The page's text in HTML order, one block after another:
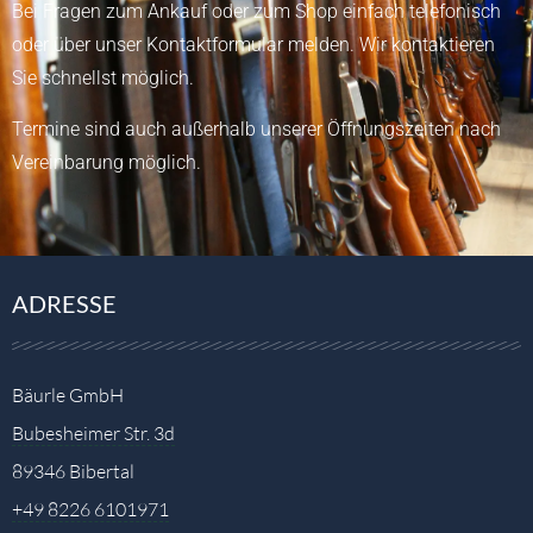
Bei Fragen zum Ankauf oder zum Shop einfach telefonisch
oder über unser Kontaktformularmelden.Wir kontaktieren
Sie schnellst möglich.
Termine sind auch außerhalb unserer Öffnungszeiten nach
Vereinbarung möglich.
ADRESSE
Bäurle GmbH
Bubesheimer Str. 3d
89346 Bibertal
+49 8226 6101971